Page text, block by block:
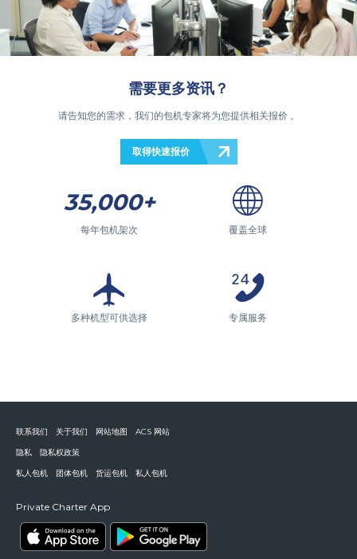
需要更多资讯？
请告知您的需求，我们的包机专家将为您提供相关报价 。
取得快速报价
35,000+
每年包机架次 覆盖全球
多种机型可供选择 专属服务
联系我们 关于我们 网站地图
ACS 网站
隐私
隐私权政策
私人包机
团体包机 货运包机 私人包机
Private Charter App